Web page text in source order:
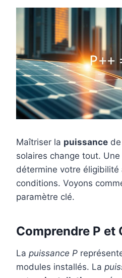
Maîtriser la puissance
solaires change tout.
détermine votre éligibilité
conditions. Voyons
paramètre clé.
Comprendre P et
La puissance P
modules installés. La